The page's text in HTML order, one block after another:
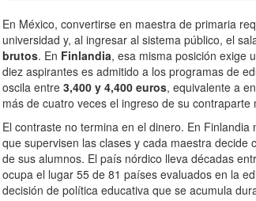
En México, convertirse en maestra de primaria
universidad y, al ingresar al sistema público, el
brutos. En Finlandia, esa misma posición exige
diez aspirantes es admitido a los programas de
oscila entre 3,400 y 4,400 euros, equivalente a
más de cuatro veces el ingreso de su contraparte
El contraste no termina en el dinero. En
que supervisen las clases y cada maestra
de sus alumnos. El país nórdico lleva décadas
ocupa el lugar 55 de 81 países evaluados en la
decisión de política educativa que se acumula